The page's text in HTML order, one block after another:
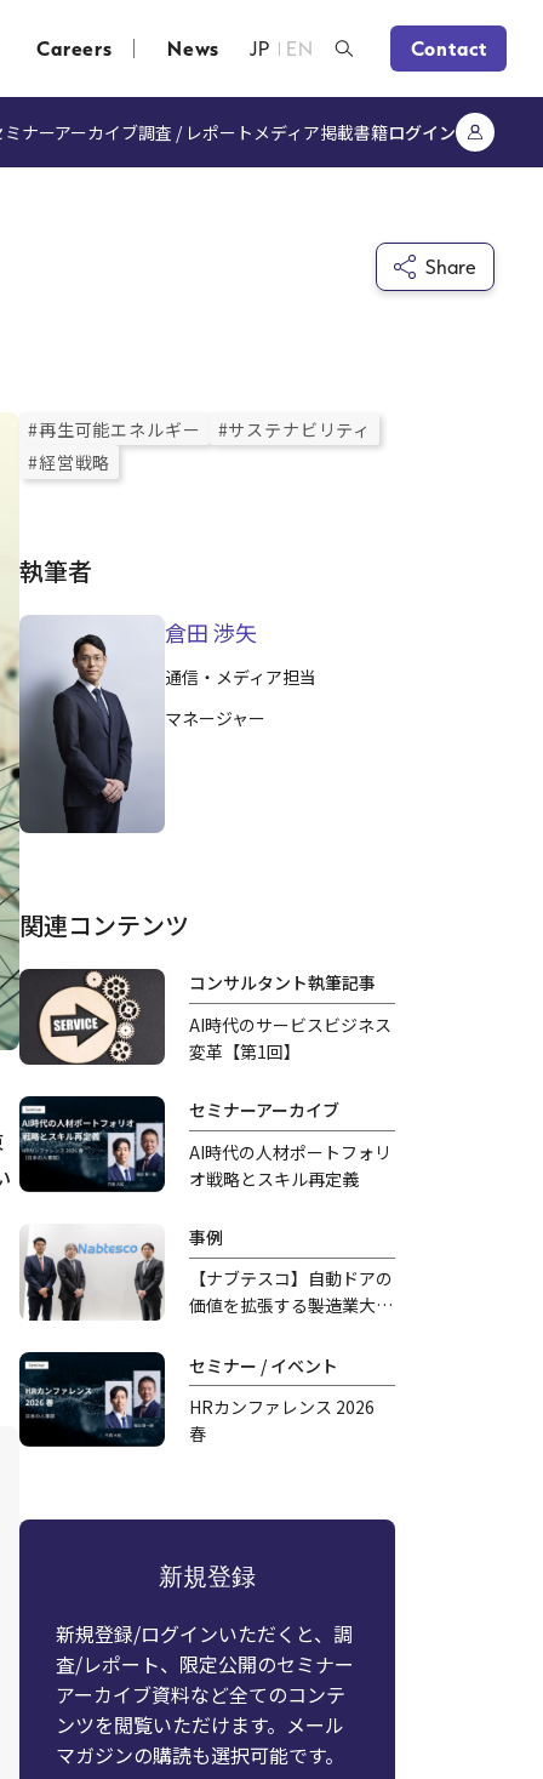
Careers News EN
JP Contact
ミナーアーカイブ調査 / レポート メディア掲載書籍ログイン
Share
#再生可能エネルギー
#サステナビリティ
#経営戦略
執筆者
倉田 渉矢
通信・メディア担当
マネージャー
関連コンテンツ
コンサルタント執筆記事
AI時代のサービスビジネス
変革【第1回】
セミナーアーカイブ
AI時代の人材ポートフォリ
オ戦略とスキル再定義
事例
【ナブテスコ】自動ドアの
価値を拡張する――製造業大手
発の舞台裏
セミナー / イベント
HRカンファレンス 2026
春
新規登録
新規登録/ログインいただくと、調
査/レポート、限定公開のセミナー
アーカイブ資料など全てのコンテ
ンツを閲覧いただけます。メール
マガジンの購読も選択可能です。